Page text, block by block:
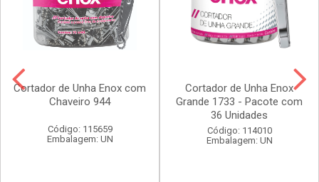
Cortador de Unha Enox com
Chaveiro 944
Código: 115659
Embalagem: UN
Cortador de Unha Enox
Grande 1733 - Pacote com
36 Unidades
Código: 114010
Embalagem: UN